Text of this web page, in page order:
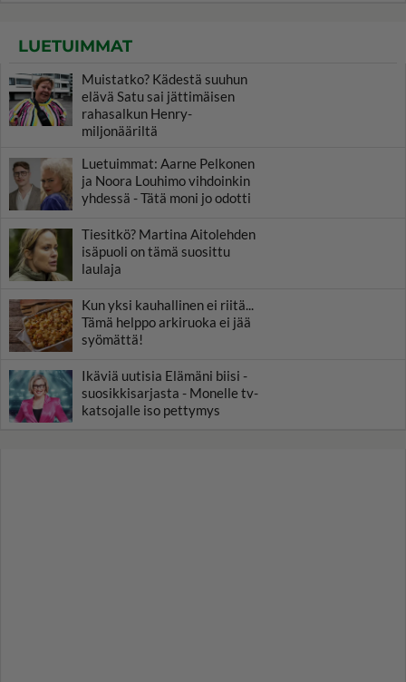
LUETUIMMAT
Muistatko? Kädestä suuhun
elävä Satu sai jättimäisen
rahasalkun Henry-
miljonääriltä
Luetuimmat: Aarne Pelkonen
ja Noora Louhimo vihdoinkin
yhdessä - Tätä moni jo odotti
Tiesitkö? Martina Aitolehden
isäpuoli on tämä suosittu
laulaja
Kun yksi kauhallinen ei riitä...
Tämä helppo arkiruoka ei jää
syömättä!
Ikäviä uutisia Elämäni biisi -
suosikkisarjasta - Monelle tv-
katsojalle iso pettymys